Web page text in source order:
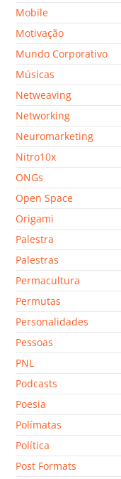
Mobile
Motivação
Mundo Corporativo
Músicas
Netweaving
Networking
Neuromarketing
Nitro10x
ONGs
Open Space
Origami
Palestra
Palestras
Permacultura
Permutas
Personalidades
Pessoas
PNL
Podcasts
Poesia
Polímatas
Política
Post Formats